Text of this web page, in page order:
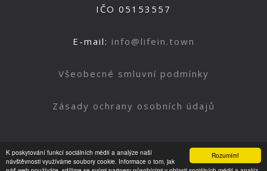
Rozumím!
K poskytování funkcí sociálních médií a analýze naší
návštěvnosti využíváme soubory cookie. Informace o tom, jak
IČO 05153557
E-mail: info@lifein.town
Všeobecné smluvní podmínky
Zásady ochrany osobních údajů
Nahoru